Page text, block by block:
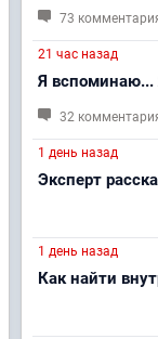
73
21 час назад
Я
32
1 день назад
Эксперт
1 день назад
Как найти